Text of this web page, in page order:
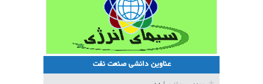
عناوین دانشی صنعت نفت